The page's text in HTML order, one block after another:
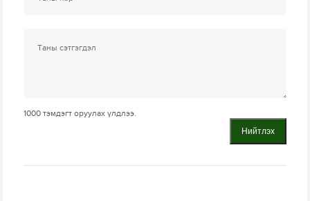
1000 тэмдэгт оруулах үлдлээ.
Нийтлэх